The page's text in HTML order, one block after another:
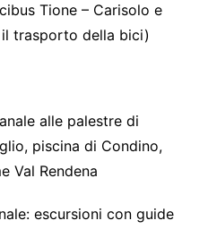
Tione – Carisolo e
trasporto della bici)
alle palestre di
piscina di Condino,
Val Rendena
escursioni con guide